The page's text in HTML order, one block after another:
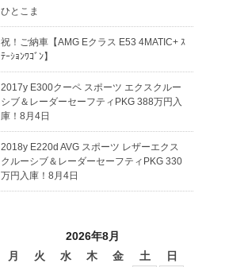
ひとこま
祝！ご納車【AMG Eクラス E53 4MATIC+ ｽ
ﾃｰｼｮﾝﾜｺﾞﾝ】
2017y E300クーペ スポーツ エクスクルー
シブ＆レーダーセーフティPKG 388万円入
庫！8月4日
2018y E220d AVG スポーツ レザーエクス
クルーシブ＆レーダーセーフティPKG 330
万円入庫！8月4日
2026年8月
月
火 水 木 金 土
日